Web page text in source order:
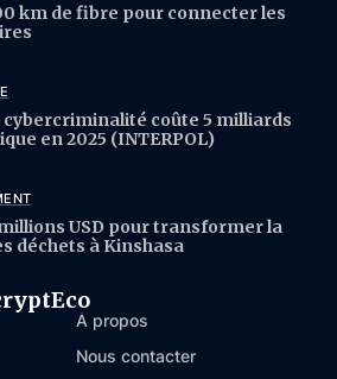
km de fibre pour connecter les
cybercriminalité coûte 5 milliards
en 2025 (INTERPOL)
millions USD pour transformer la
déchets à Kinshasa
À propos
Nous contacter